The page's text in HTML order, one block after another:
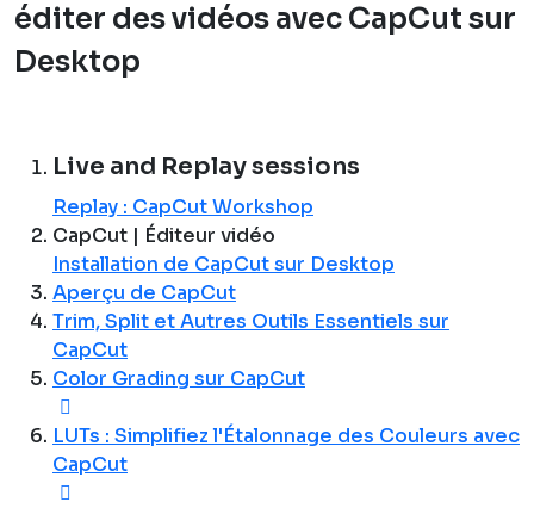
éditer des vidéos avec CapCut sur
Desktop
Live and Replay sessions
Replay : CapCut Workshop
CapCut | Éditeur vidéo
Installation de CapCut sur Desktop
Aperçu de CapCut
Trim, Split et Autres Outils Essentiels sur
CapCut
Color Grading sur CapCut
LUTs : Simplifiez l'Étalonnage des Couleurs avec
CapCut